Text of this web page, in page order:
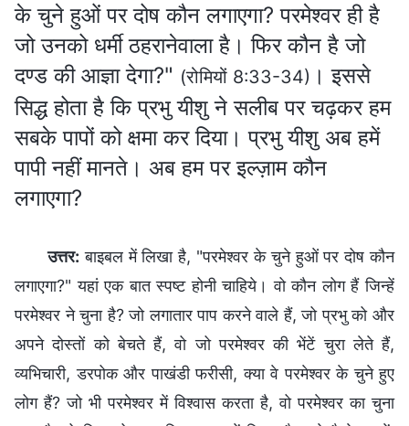
के चुने हुओं पर दोष कौन लगाएगा? परमेश्‍वर ही है
जो उनको धर्मी ठहरानेवाला है। फिर कौन है जो
दण्ड की आज्ञा देगा?" (रोमियों 8:33-34) । इससे
सिद्ध होता है कि प्रभु यीशु ने सलीब पर चढ़कर हम
सबके पापों को क्षमा कर दिया। प्रभु यीशु अब हमें
पापी नहीं मानते। अब हम पर इल्ज़ाम कौन
लगाएगा?
उत्तर: बाइबल में लिखा है, "परमेश्वर के चुने हुओं पर दोष कौन
लगाएगा?" यहां एक बात स्पष्ट होनी चाहिये। वो कौन लोग हैं जिन्हें
परमेश्वर ने चुना है? जो लगातार पाप करने वाले हैं, जो प्रभु को और
अपने दोस्तों को बेचते हैं, वो जो परमेश्वर की भेंटें चुरा लेते हैं,
व्यभिचारी, डरपोक और पाखंडी फरीसी, क्या वे परमेश्वर के चुने हुए
लोग हैं? जो भी परमेश्वर में विश्वास करता है, वो परमेश्वर का चुना